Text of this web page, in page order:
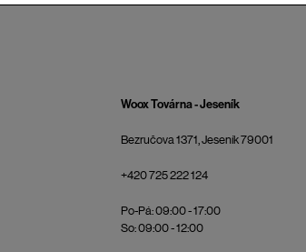
Woox Továrna - Jeseník
Bezručova 1371, Jeseník 79001
+420 725 222 124
Po-Pá: 09:00 - 17:00
So: 09:00 - 12:00